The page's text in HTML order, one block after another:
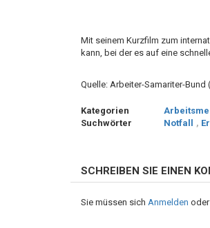
Mit seinem Kurzfilm zum
kann, bei der es auf eine
Quelle: Arbeiter-Samariter-
Kategorien
Suchwörter
Notfall ,
SCHREIBEN SIE EINEN
Sie müssen sich Anmelden oder